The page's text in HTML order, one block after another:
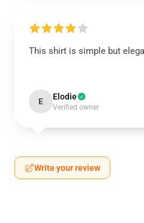
This shirt is simple but
E Elodie
Verified owner
Write your review